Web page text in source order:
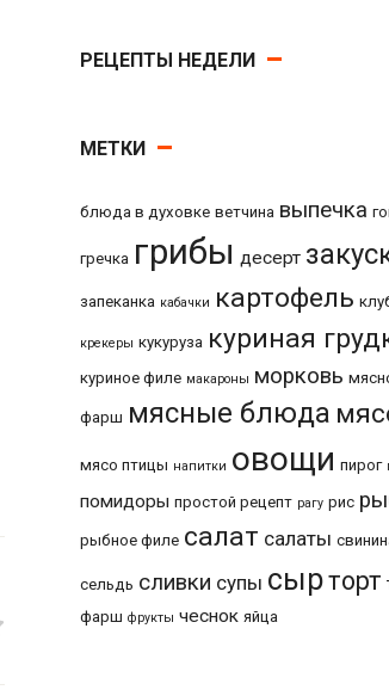
РЕЦЕПТЫ НЕДЕЛИ
МЕТКИ
блюда в духовке ветчина выпечка
гречка грибы десерт
запеканка кабачки картофель
крекеры кукуруза куриная
куриное филе макароны морковь
фарш мясные блюда
мясо птицы напитки овощи пирог
помидоры простой рецепт рагу рис
рыбное филе салат салаты
сельдь сливки супы сырторт
фарш фрукты чеснок яйца